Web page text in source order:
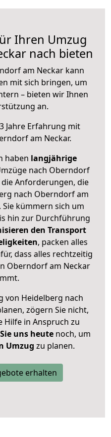
Ihren Umzug
nach bieten
am Neckar kann
mit sich bringen, um
– bieten wir Ihnen
an.
Jahre Erfahrung mit
am Neckar.
haben langjährige
nach Oberndorf
Anforderungen, die
nach Oberndorf am
kümmern sich um
hin zur Durchführung
den Transport
, packen alles
dass alles rechtzeitig
Oberndorf am Neckar
von Heidelberg nach
zögern Sie nicht,
Hilfe in Anspruch zu
uns heutenoch, um
Umzug zu planen.
erhalten